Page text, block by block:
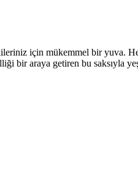
için mükemmel bir yuva.
bir araya getiren bu saksıyla